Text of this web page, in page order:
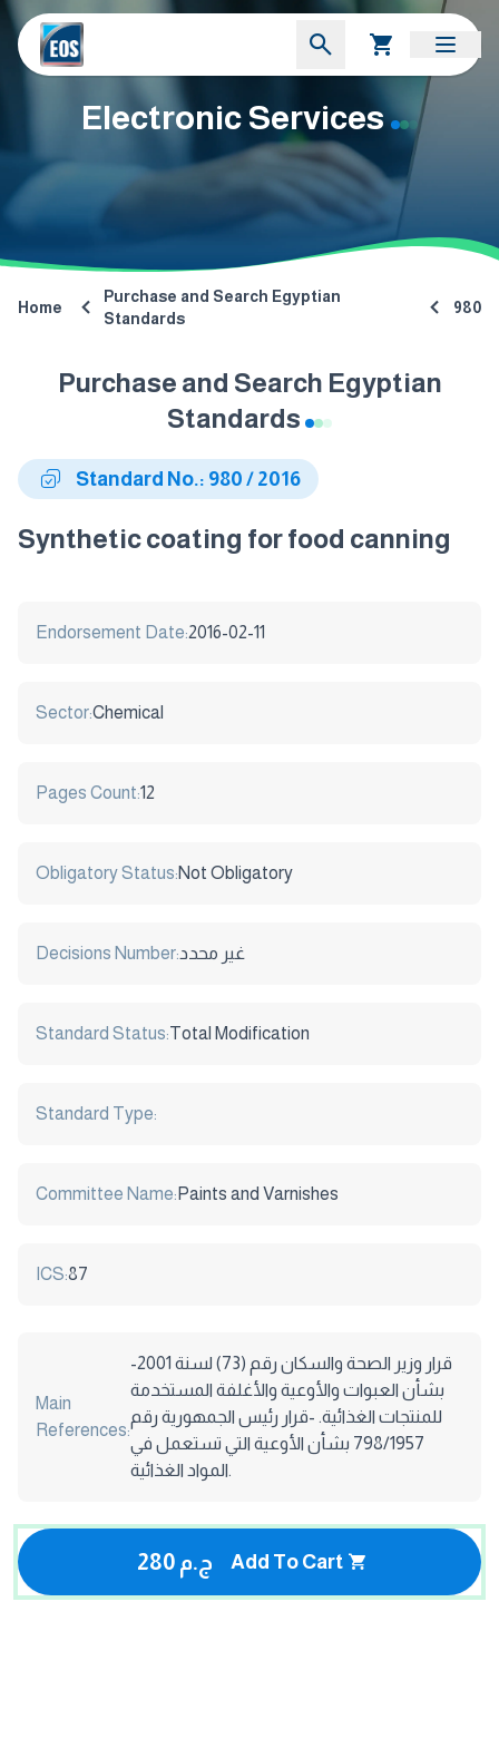
Electronic Services
Home
Purchase and Search Egyptian
Standards
980
Purchase and Search Egyptian
Standards
Standard No.: 980 / 2016
Synthetic coating for food canning
Endorsement Date:2016-02-11
Sector:Chemical
Pages Count:12
Obligatory Status:Not Obligatory
Decisions Number:غير محدد
Standard Status:Total Modification
Standard Type:
Committee Name: Paints and Varnishes
ICS:87
Main
References:
-قرار وزير الصحة والسكان رقم (73) لسنة 2001
بشأن العبوات والأوعية والأغلفة المستخدمة
للمنتجات الغذائية. -قرار رئيس الجمهورية رقم
798/1957 بشأن الأوعية التي تستعمل في
المواد الغذائية.
280 ج.م Add To Cart